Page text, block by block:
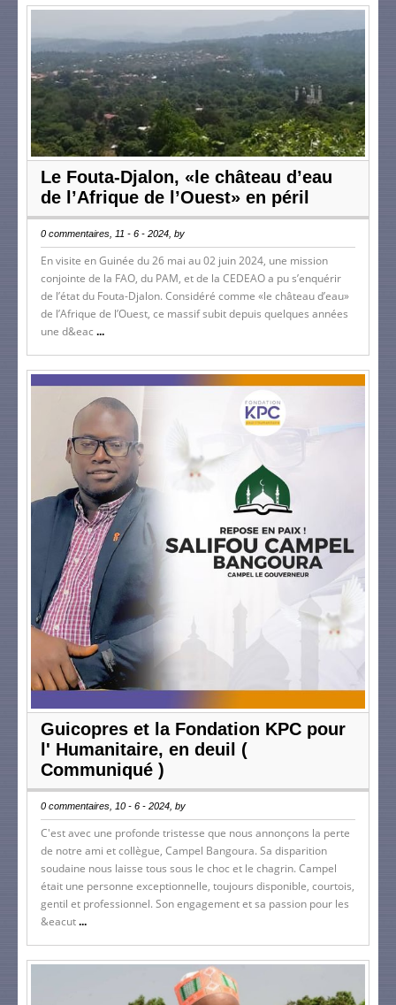
Le Fouta-Djalon, «le château d’eau
de l’Afrique de l’Ouest» en péril
0 commentaires, 11 - 6 - 2024, by
En visite en Guinée du 26 mai au 02 juin 2024, une mission
conjointe de la FAO, du PAM, et de la CEDEAO a pu s’enquérir
de l’état du Fouta-Djalon. Considéré comme «le château d’eau»
de l’Afrique de l’Ouest, ce massif subit depuis quelques années
une d&eac ...
Guicopres et la Fondation KPC pour
l' Humanitaire, en deuil (
Communiqué )
0 commentaires, 10 - 6 - 2024, by
C'est avec une profonde tristesse que nous annonçons la perte
de notre ami et collègue, Campel Bangoura. Sa disparition
soudaine nous laisse tous sous le choc et le chagrin. Campel
était une personne exceptionnelle, toujours disponible, courtois,
gentil et professionnel. Son engagement et sa passion pour les
&eacut...